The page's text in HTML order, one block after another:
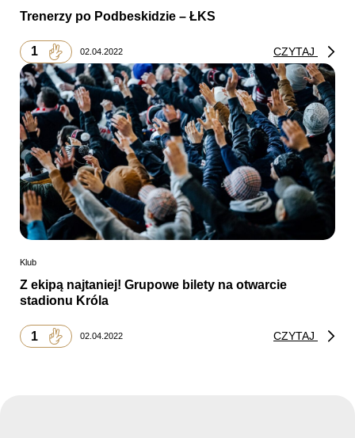
Trenerzy po Podbeskidzie – ŁKS
1 02.04.2022 CZYTAJ
Klub
Z ekipą najtaniej! Grupowe bilety na otwarcie
stadionu Króla
1 02.04.2022 CZYTAJ